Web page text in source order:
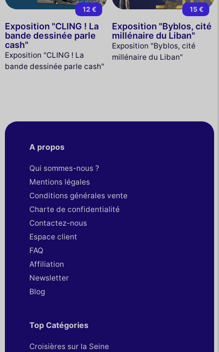
12 €
Exposition "CLING ! La
bande dessinée parle
cash"
Exposition "CLING ! La
bande dessinée parle cash"
15 €
Exposition "Byblos, cité
millénaire du Liban"
Exposition "Byblos, cité
millénaire du Liban"
A propos
Qui sommes-nous ?
Mentions légales
Conditions générales vente
Charte de confidentialité
Contactez-nous
Espace client
FAQ
Affiliation
Newsletter
Blog
Top Catégories
Croisières sur la Seine